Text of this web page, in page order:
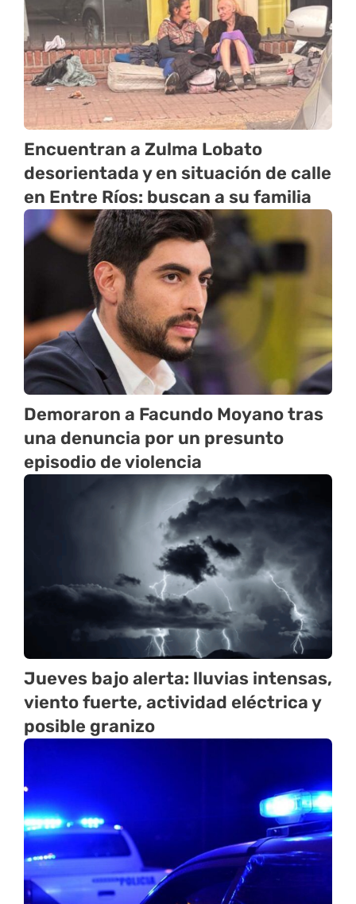
Encuentran a Zulma Lobato
desorientada y en situación de calle
en Entre Ríos: buscan a su familia
Demoraron a Facundo Moyano tras
una denuncia por un presunto
episodio de violencia
Jueves bajo alerta: lluvias intensas,
viento fuerte, actividad eléctrica y
posible granizo